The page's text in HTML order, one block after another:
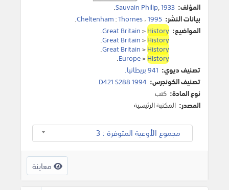
المؤلف: Sauvain Philip,1933
.
بيانات النشر:
Cheltenham:Thornes،1995
.
المواضيع:
Great Britain>History
.
Great Britain>History
.
Great Britain>History
.
Europe>History
.
تصنيف ديوي: 941 بريطانيا.
تصنيف الكونجرس: D421 S288 1994
نوع المادة: كتب
المصدر: المكتبة الرئيسية
مجموع الأوعية المتوفرة : 3
معاينة